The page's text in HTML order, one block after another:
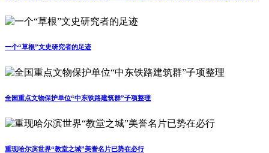
一个“草根”文史研究者的足迹
全国重点文物保护单位“中东铁路建筑群”子项整理
重现哈尔滨世界“教堂之城”美誉名片已势在必行